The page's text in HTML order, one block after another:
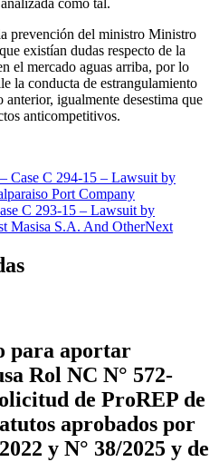
como tal.
prevención del ministro Ministro
existían dudas respecto de la
el mercado aguas arriba, por lo
la conducta de estrangulamiento
igualmente desestima que
anticompetitivos.
Case C 294-15 – Lawsuit by
Port Company
C 293-15 – Lawsuit by
Masisa S.A. And OtherNext
para aportar
Rol NC N° 572-
de ProREP de
aprobados por
y N° 38/2025 y de